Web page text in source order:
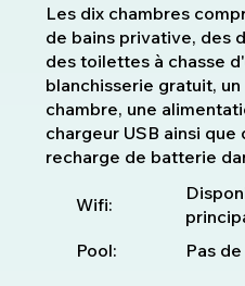
Les dix chambres
de bains privative, des
des toilettes à chasse
blanchisserie gratuit,
chambre, une
chargeur USB ainsi
recharge de batterie
Wifi:
Pool:
Pas